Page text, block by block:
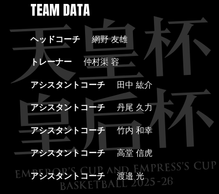
TEAM DATA
ヘッドコーチ
網野 友雄
トレーナー
仲村渠 容
アシスタントコーチ
田中 紘介
アシスタントコーチ
丹尾 久力
アシスタントコーチ
竹内 和幸
アシスタントコーチ
高堂 信虎
アシスタントコーチ
渡邉 光